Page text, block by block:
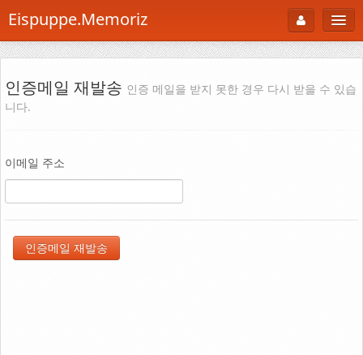
Eispuppe.Memoriz
로그인
About
AboutTori
Photo
Snaps
Portfolio
인증메일 재발송 인증 메일을 받지 못한 경우 다시 받을 수 있습
니다.
이메일 주소